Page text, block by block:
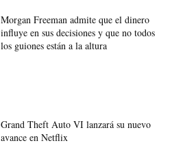
Morgan Freeman admite que el dinero
influye en sus decisiones y que no todos
los guiones están a la altura
Grand Theft Auto VI lanzará su nuevo
avance en Netflix